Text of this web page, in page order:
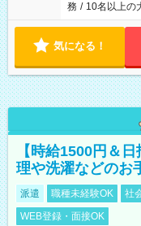
務 / 10名以上の
気になる！
【時給1500円＆
理や洗濯などのお
派遣 職種未経験OK 社
WEB登録・面接OK